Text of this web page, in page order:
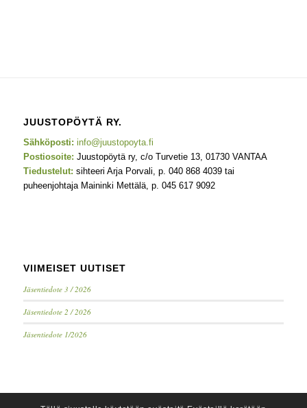
JUUSTOPÖYTÄ RY.
Sähköposti: info@juustopoyta.fi
Postiosoite: Juustopöytä ry, c/o Turvetie 13, 01730 VANTAA
Tiedustelut: sihteeri Arja Porvali, p. 040 868 4039 tai
puheenjohtaja Maininki Mettälä, p. 045 617 9092
VIIMEISET UUTISET
Jäsentiedote 3 / 2026
Jäsentiedote 2 / 2026
Jäsentiedote 1/2026